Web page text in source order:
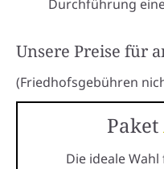
Durchführung
Unsere Preise für
(Friedhofsgebühren
Paket
Die ideale